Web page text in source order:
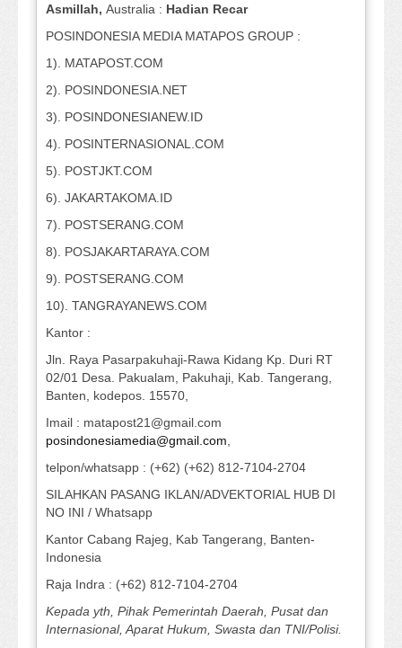
Asmillah, Australia : Hadian Recar
POSINDONESIA MEDIA MATAPOS GROUP :
1). MATAPOST.COM
2). POSINDONESIA.NET
3). POSINDONESIANEW.ID
4). POSINTERNASIONAL.COM
5). POSTJKT.COM
6). JAKARTAKOMA.ID
7). POSTSERANG.COM
8). POSJAKARTARAYA.COM
9). POSTSERANG.COM
10). TANGRAYANEWS.COM
Kantor :
Jln. Raya Pasarpakuhaji-Rawa Kidang Kp. Duri RT
02/01 Desa. Pakualam, Pakuhaji, Kab. Tangerang,
Banten, kodepos. 15570,
Imail : matapost21@gmail.com
posindonesiamedia@gmail.com,
telpon/whatsapp : (+62) (+62) 812-7104-2704
SILAHKAN PASANG IKLAN/ADVEKTORIAL HUB DI
NO INI / Whatsapp
Kantor Cabang Rajeg, Kab Tangerang, Banten-
Indonesia
Raja Indra : (+62) 812-7104-2704
Kepada yth, Pihak Pemerintah Daerah, Pusat dan
Internasional, Aparat Hukum, Swasta dan TNI/Polisi.